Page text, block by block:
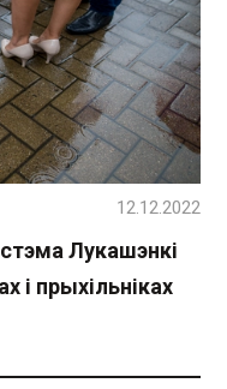
Лукашэнкі
і прыхільніках
12.12.2022